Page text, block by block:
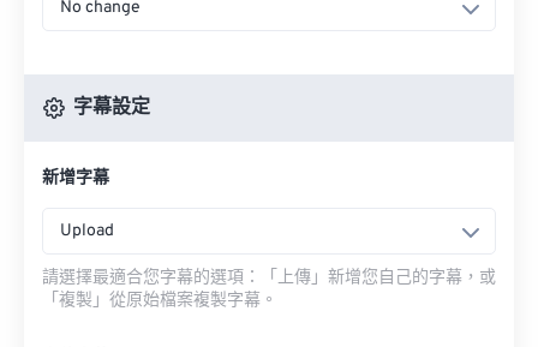
No change
字幕設定
新增字幕
Upload
請選擇最適合您字幕的選項：「上傳」新增您自己的字幕，或
「複製」從原始檔案複製字幕。